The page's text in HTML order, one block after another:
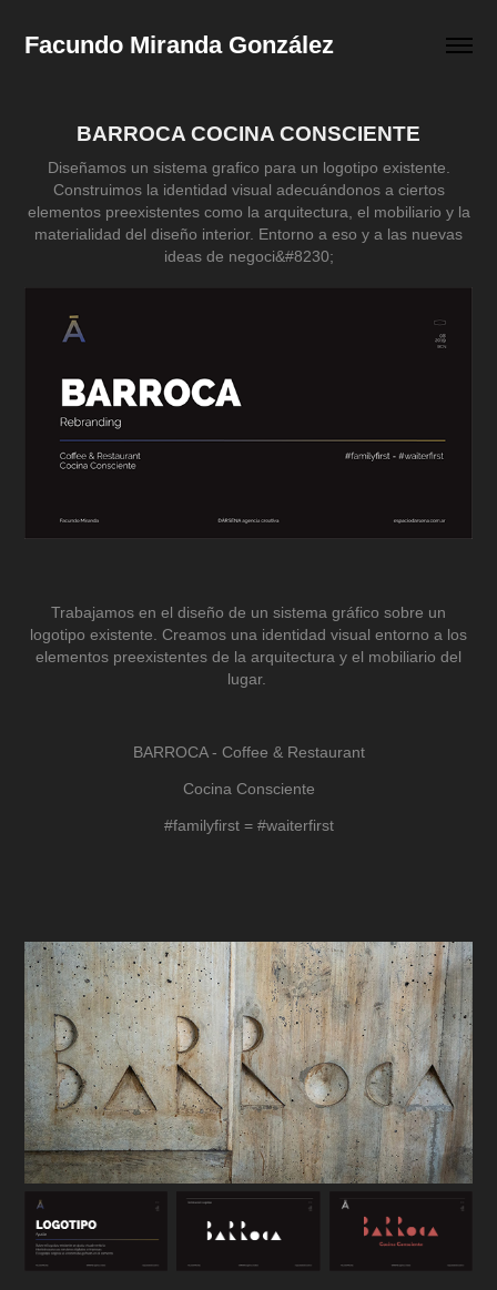
Facundo Miranda González
BARROCA COCINA CONSCIENTE
Diseñamos un sistema grafico para un logotipo existente.
Construimos la identidad visual adecuándonos a ciertos
elementos preexistentes como la arquitectura, el mobiliario y la
materialidad del diseño interior. Entorno a eso y a las nuevas
ideas de negoci&#8230;
Trabajamos en el diseño de un sistema gráfico sobre un
logotipo existente. Creamos una identidad visual entorno a los
elementos preexistentes de la arquitectura y el mobiliario del
lugar.
BARROCA - Coffee & Restaurant
Cocina Consciente
#familyfirst = #waiterfirst